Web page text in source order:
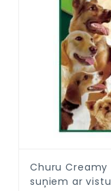
Churu
suņiem ar